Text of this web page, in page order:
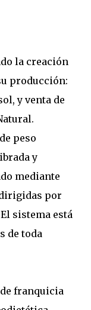
la creación
producción:
y venta de
peso
y
mediante
por
sistema está
de toda
franquicia